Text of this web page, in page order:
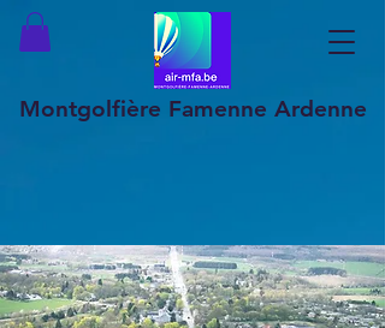
Montgolfière Famenne Ardenne